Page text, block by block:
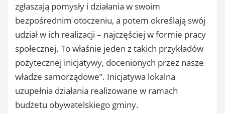
zgłaszają pomysły i działania w swoim
bezpośrednim otoczeniu, a potem określają swój
udział w ich realizacji – najczęściej w formie pracy
społecznej. To właśnie jeden z takich przykładów
pożytecznej inicjatywy, docenionych przez nasze
władze samorządowe”. Inicjatywa lokalna
uzupełnia działania realizowane w ramach
budżetu obywatelskiego gminy.